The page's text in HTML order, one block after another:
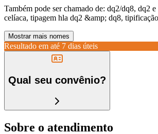
Também pode ser chamado de: dq2/dq8, dq2 e
celíaca, tipagem hla dq2 &amp; dq8,
Mostrar mais nomes
Resultado em até 7 dias úteis
Qual seu convênio?
Sobre o atendimento